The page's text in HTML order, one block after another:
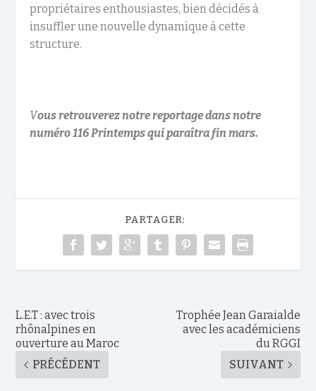
propriétaires enthousiastes, bien décidés à
insuffler une nouvelle dynamique à cette
structure.
Vous retrouverez notre reportage dans notre
numéro 116 Printemps qui paraîtra fin mars.
PARTAGER:
L.E.T : avec trois
rhônalpines en
ouverture au Maroc
PRÉCÉDENT
Trophée Jean Garaialde
avec les académiciens
du RGGI
SUIVANT